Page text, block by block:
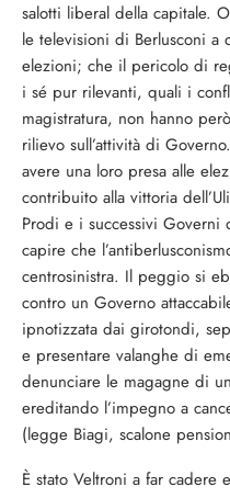
salotti liberal della capitale.
le televisioni di Berlusconi a
elezioni; che il pericolo di
i sé pur rilevanti, quali i
magistratura, non hanno
rilievo sull’attività di
avere una loro presa alle
contribuito alla vittoria
Prodi e i successivi Governi
capire che
centrosinistra. Il peggio si
contro un Governo
ipnotizzata dai girotondi,
e presentare valanghe di
denunciare le magagne di
ereditando l’impegno a
(legge Biagi, scalone
È stato Veltroni a far